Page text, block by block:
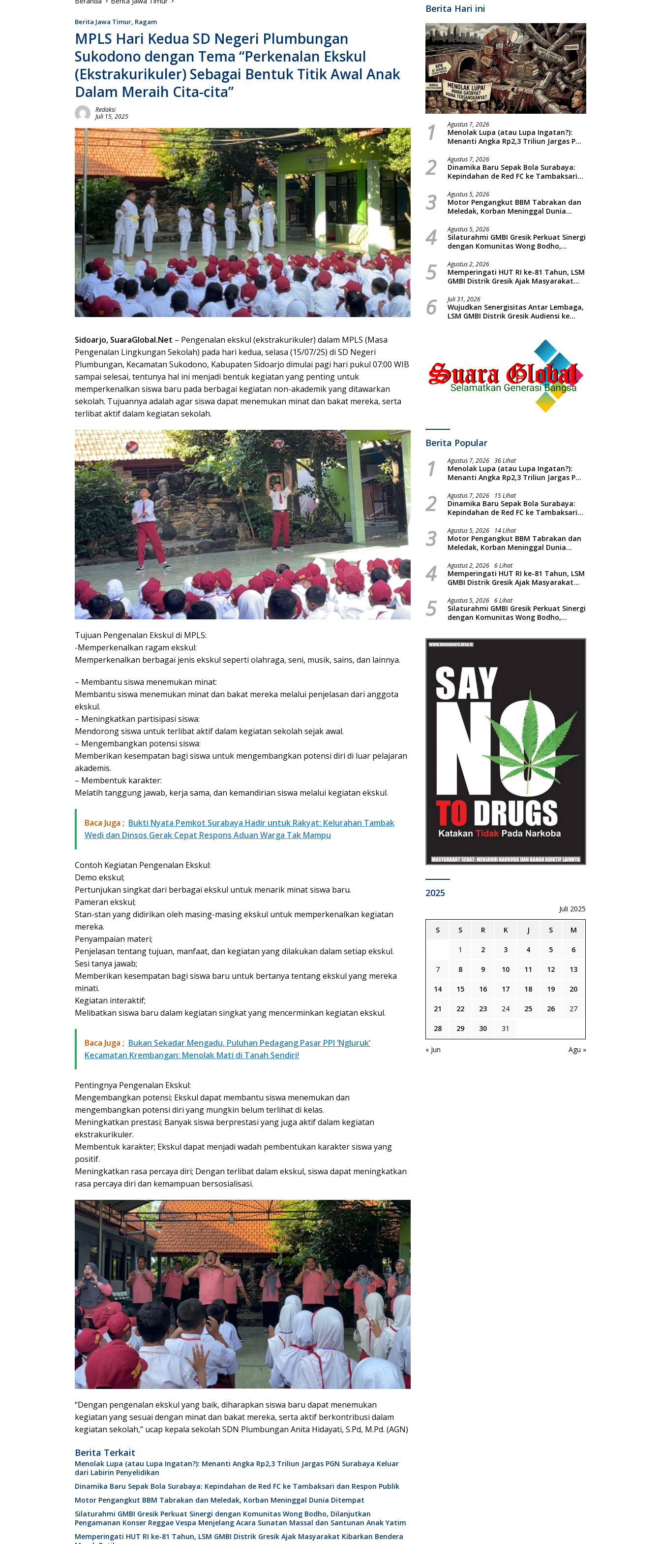
Berita Jawa Timur, Ragam
MPLS Hari Kedua SD Negeri Plumbungan
Sukodono dengan Tema “Perkenalan Ekskul
(Ekstrakurikuler) Sebagai Bentuk Titik Awal Anak
Dalam Meraih Cita-cita”
Redaksi
Juli 15, 2025
Sidoarjo, SuaraGlobal.Net – Pengenalan ekskul (ekstrakurikuler) dalam MPLS (Masa
Pengenalan Lingkungan Sekolah) pada hari kedua, selasa (15/07/25) di SD Negeri
Plumbungan, Kecamatan Sukodono, Kabupaten Sidoarjo dimulai pagi hari pukul 07:00 WIB
sampai selesai, tentunya hal ini menjadi bentuk kegiatan yang penting untuk
memperkenalkan siswa baru pada berbagai kegiatan non-akademik yang ditawarkan
sekolah. Tujuannya adalah agar siswa dapat menemukan minat dan bakat mereka, serta
terlibat aktif dalam kegiatan sekolah.
Tujuan Pengenalan Ekskul di MPLS:
-Memperkenalkan ragam ekskul:
Memperkenalkan berbagai jenis ekskul seperti olahraga, seni, musik, sains, dan lainnya.
– Membantu siswa menemukan minat:
Membantu siswa menemukan minat dan bakat mereka melalui penjelasan dari anggota
ekskul.
– Meningkatkan partisipasi siswa:
Mendorong siswa untuk terlibat aktif dalam kegiatan sekolah sejak awal.
– Mengembangkan potensi siswa:
Memberikan kesempatan bagi siswa untuk mengembangkan potensi diri di luar pelajaran
akademis.
– Membentuk karakter:
Melatih tanggung jawab, kerja sama, dan kemandirian siswa melalui kegiatan ekskul.
Baca Juga ; Bukti Nyata Pemkot Surabaya Hadir untuk Rakyat: Kelurahan Tambak
Wedi dan Dinsos Gerak Cepat Respons Aduan Warga Tak Mampu
Contoh Kegiatan Pengenalan Ekskul:
Demo ekskul;
Pertunjukan singkat dari berbagai ekskul untuk menarik minat siswa baru.
Pameran ekskul;
Stan-stan yang didirikan oleh masing-masing ekskul untuk memperkenalkan kegiatan
mereka.
Penyampaian materi;
Penjelasan tentang tujuan, manfaat, dan kegiatan yang dilakukan dalam setiap ekskul.
Sesi tanya jawab;
Memberikan kesempatan bagi siswa baru untuk bertanya tentang ekskul yang mereka
minati.
Kegiatan interaktif;
Melibatkan siswa baru dalam kegiatan singkat yang mencerminkan kegiatan ekskul.
Baca Juga ; Bukan Sekadar Mengadu, Puluhan Pedagang Pasar PPI ‘Ngluruk’
Kecamatan Krembangan: Menolak Mati di Tanah Sendiri!
Pentingnya Pengenalan Ekskul:
Mengembangkan potensi; Ekskul dapat membantu siswa menemukan dan
mengembangkan potensi diri yang mungkin belum terlihat di kelas.
Meningkatkan prestasi; Banyak siswa berprestasi yang juga aktif dalam kegiatan
ekstrakurikuler.
Membentuk karakter; Ekskul dapat menjadi wadah pembentukan karakter siswa yang
positif.
Meningkatkan rasa percaya diri; Dengan terlibat dalam ekskul, siswa dapat meningkatkan
rasa percaya diri dan kemampuan bersosialisasi.
“Dengan pengenalan ekskul yang baik, diharapkan siswa baru dapat menemukan
kegiatan yang sesuai dengan minat dan bakat mereka, serta aktif berkontribusi dalam
kegiatan sekolah,” ucap kepala sekolah SDN Plumbungan Anita Hidayati, S.Pd, M.Pd. (AGN)
Berita Terkait
Menolak Lupa (atau Lupa Ingatan?): Menanti Angka Rp2,3 Triliun Jargas PGN Surabaya Keluar
dari Labirin Penyelidikan
Dinamika Baru Sepak Bola Surabaya: Kepindahan de Red FC ke Tambaksari dan Respon Publik
Motor Pengangkut BBM Tabrakan dan Meledak, Korban Meninggal Dunia Ditempat
Silaturahmi GMBI Gresik Perkuat Sinergi dengan Komunitas Wong Bodho, Dilanjutkan
Pengamanan Konser Reggae Vespa Menjelang Acara Sunatan Massal dan Santunan Anak Yatim
Memperingati HUT RI ke-81 Tahun, LSM GMBI Distrik Gresik Ajak Masyarakat Kibarkan Bendera
Berita Hari ini
1 Agustus 7, 2026
Menolak Lupa (atau Lupa Ingatan?):
Menanti Angka Rp2,3 Triliun Jargas PGN
Penyelidikan
2 Agustus 7, 2026
Dinamika Baru Sepak Bola Surabaya:
Kepindahan de Red FC ke Tambaksari
3 Agustus 5, 2026
Motor Pengangkut BBM Tabrakan dan
Meledak, Korban Meninggal Dunia
4 Agustus 5, 2026
Silaturahmi GMBI Gresik Perkuat Sinergi
dengan Komunitas Wong Bodho,
Reggae Vespa Menjelang Acara
Sunatan Massal dan Santunan Anak
Yatim
5 Agustus 2, 2026
Memperingati HUT RI ke-81 Tahun, LSM
GMBI Distrik Gresik Ajak Masyarakat
6 Juli 31, 2026
Wujudkan Senergisitas Antar Lembaga,
LSM GMBI Distrik Gresik Audiensi ke
Berita Popular
1 Agustus 7, 2026 36 Lihat
Menolak Lupa (atau Lupa Ingatan?):
Menanti Angka Rp2,3 Triliun Jargas PGN
Penyelidikan
2 Agustus 7, 2026 15 Lihat
Dinamika Baru Sepak Bola Surabaya:
Kepindahan de Red FC ke Tambaksari
3 Agustus 5, 2026 14 Lihat
Motor Pengangkut BBM Tabrakan dan
Meledak, Korban Meninggal Dunia
4 Agustus 2, 2026 6 Lihat
Memperingati HUT RI ke-81 Tahun, LSM
GMBI Distrik Gresik Ajak Masyarakat
5 Agustus 5, 2026 6 Lihat
Silaturahmi GMBI Gresik Perkuat Sinergi
dengan Komunitas Wong Bodho,
Sunatan Massal dan Santunan Anak
2025
Juli 2025
S S R K J S M
1 2 3 4 5 6
7 8 9 10 11 12 13
14 15 16 17 18 19 20
21 22 23 24 25 26 27
28 29 30 31
« Jun Agu »